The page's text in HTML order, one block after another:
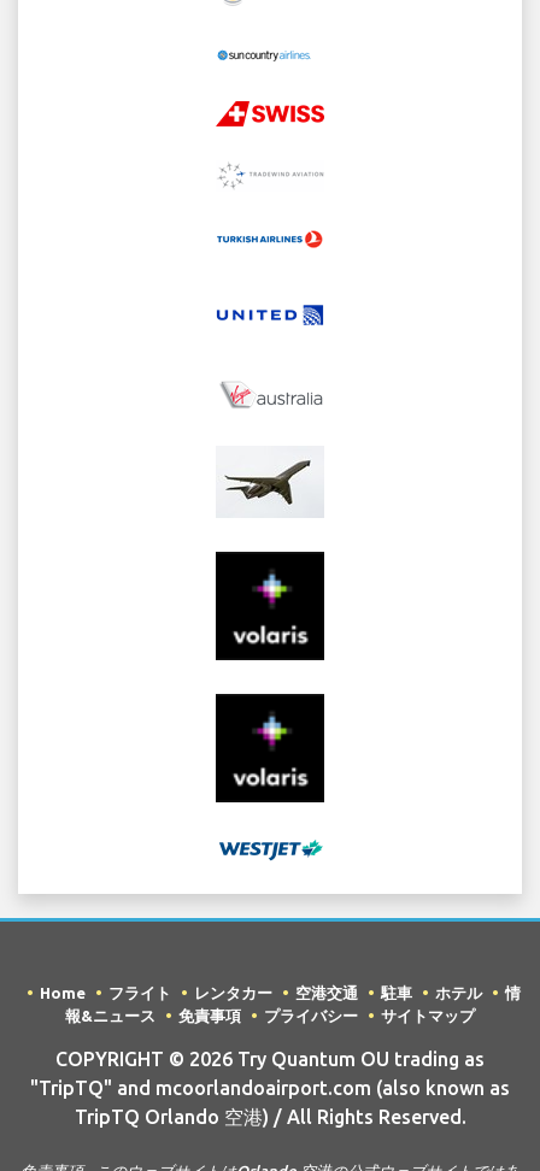
Home フライト レンタカー 空港交通 駐車 ホテル
情
報&ニュース
免責事項 プライバシー サイトマップ
COPYRIGHT © 2026 Try Quantum OU trading as
"TripTQ" and mcoorlandoairport.com (also known as
TripTQ Orlando 空港) / All Rights Reserved.